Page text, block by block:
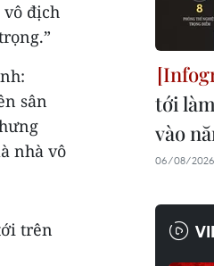
vô địch
sân
nhà vô
trên
tới
vào
06/08/2026